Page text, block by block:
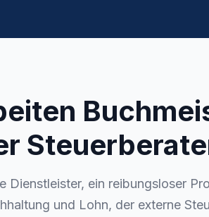
Dienstleister, ein reibungsloser
und Lohn, der externe